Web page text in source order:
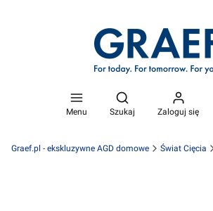
Menu
Otwórz wyszukiwarkę
Szukaj Zaloguj się
Graef.pl - ekskluzywne AGD domowe Świat Cięcia